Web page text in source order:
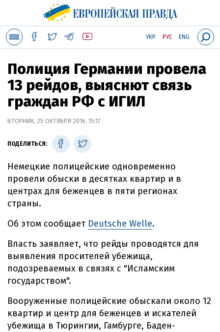
УКР РУС ENG
Полиция Германии провела
13 рейдов, выяснют связь
граждан РФ с ИГИЛ
ВТОРНИК, 25 ОКТЯБРЯ 2016, 15:17
ПОДЕЛИТЬСЯ:
Немецкие полицейские одновременно
провели обыски в десятках квартир и в
центрах для беженцев в пяти регионах
страны.
Об этом сообщает Deutsche Welle.
Власть заявляет, что рейды проводятся для
выявления просителей убежища,
подозреваемых в связях с "Исламским
государством".
Вооруженные полицейские обыскали около 12
квартир и центр для беженцев и искателей
убежища в Тюрингии, Гамбурге, Баден-